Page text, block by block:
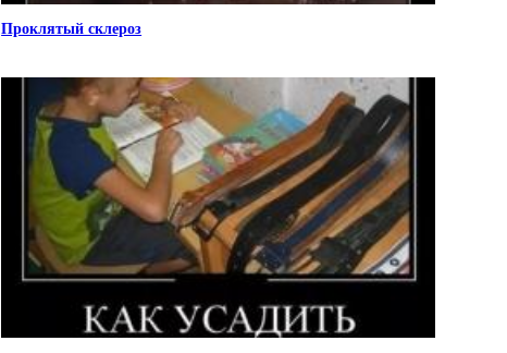
Проклятый склероз